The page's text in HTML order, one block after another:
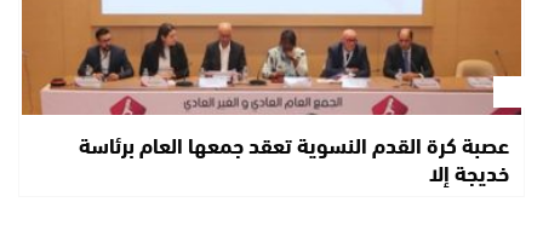
عصبة كرة القدم النسوية تعقد جمعها العام برئاسة
خديجة إلا